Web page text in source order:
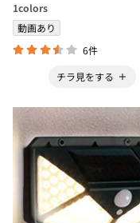
1colors
動画あり
6件
チラ見をする